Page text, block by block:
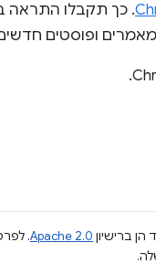
. כך תקבלו התראה
הן ברישיון Apache 2.0
.